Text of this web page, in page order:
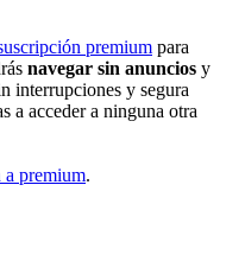
premium para
navegar sin anuncios y
interrupciones y segura
a acceder a ninguna otra
a premium.